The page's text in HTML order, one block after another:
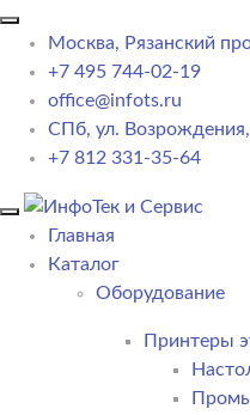
Москва, Рязанский
+7 495 744-02-19
office@infots.ru
СПб, ул.
+7 812 331-35-64
Главная
Каталог
Оборудование
Принтеры